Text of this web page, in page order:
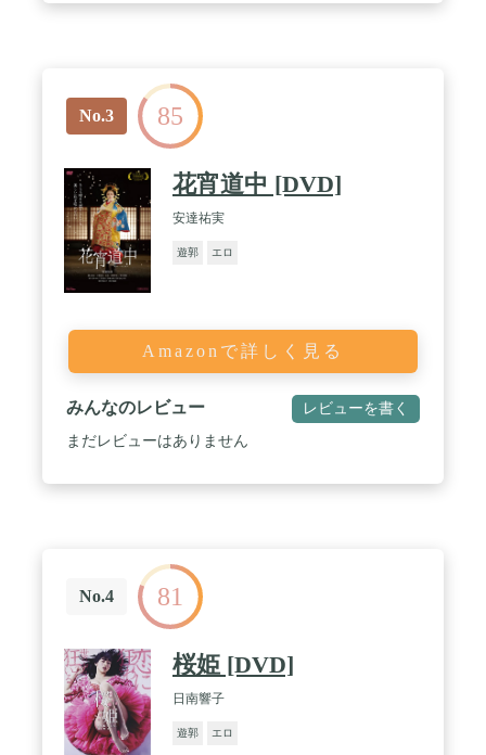
No.3 85
花宵道中 [DVD]
安達祐実
遊郭 エロ
Amazonで詳しく見る
みんなのレビュー レビューを書く
まだレビューはありません
No.4 81
桜姫 [DVD]
日南響子
遊郭 エロ